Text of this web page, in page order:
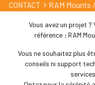
CONTACT RAM Mounts
Vous avez un projet ?
référence : RAM
Vous ne souhaitez plus
conseils ni support